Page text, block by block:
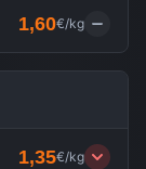
1,60€/kg
1,35€/kg